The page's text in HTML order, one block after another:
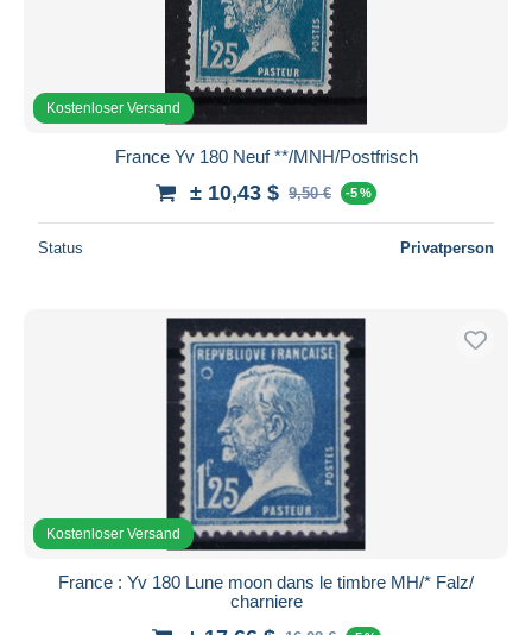
Kostenloser Versand
France Yv 180 Neuf **/MNH/Postfrisch
± 10,43 $ 9,50 € -5 %
Status Privatperson
Kostenloser Versand
France : Yv 180 Lune moon dans le timbre MH/* Falz/
charniere